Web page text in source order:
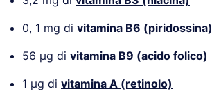
0, 1 mg di vitamina B6 (piridossina)
56 µg di vitamina B9 (acido folico)
1 µg di vitamina A (retinolo)